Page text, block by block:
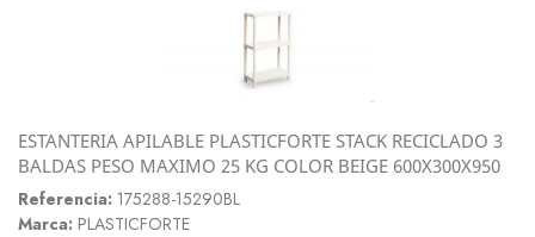
ESTANTERIA APILABLE PLASTICFORTE STACK RECICLADO 3
BALDAS PESO MAXIMO 25 KG COLOR BEIGE 600X300X950
Referencia: 175288-15290BL
Marca: PLASTICFORTE